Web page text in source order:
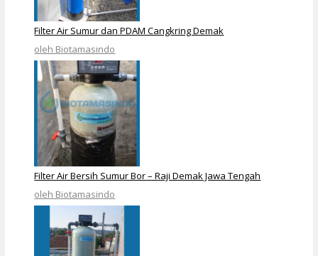
Filter Air Sumur dan PDAM Cangkring Demak
oleh Biotamasindo
Filter Air Bersih Sumur Bor – Raji Demak Jawa Tengah
oleh Biotamasindo